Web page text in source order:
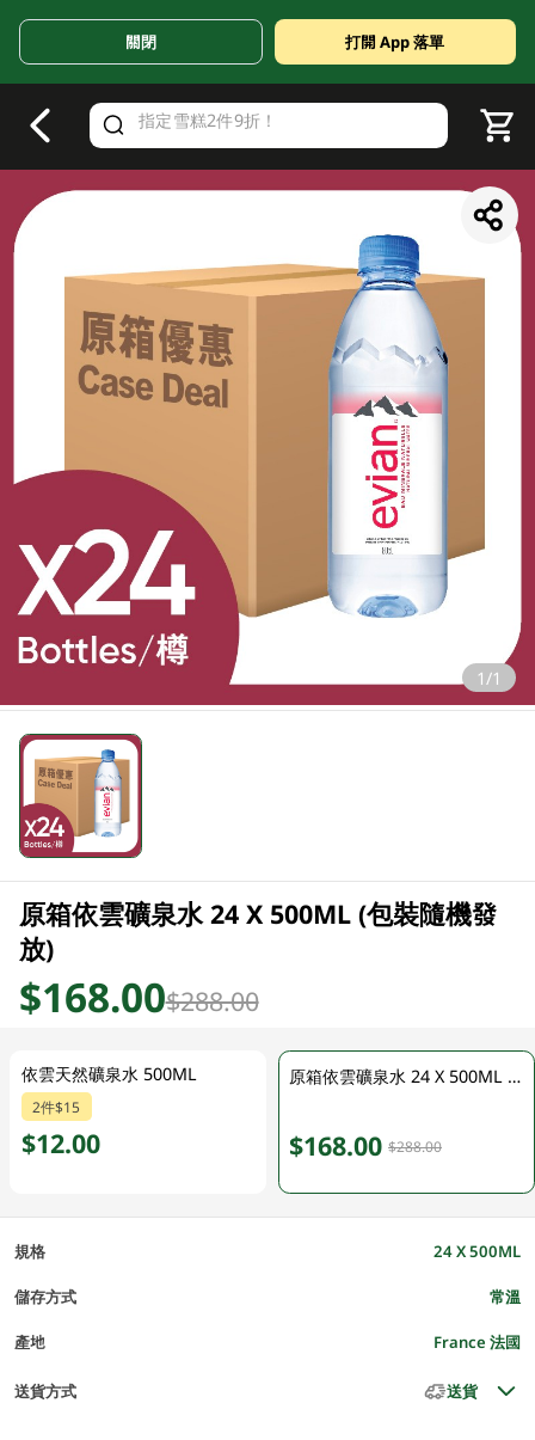
Valid Until 30 June 2026
關閉 打開 App 落單
1/1
原箱依雲礦泉水 24 X 500ML (包裝隨機發
放)
$168.00$288.00
依雲天然礦泉水 500ML
2件$15
$12.00
原箱依雲礦泉水 24 X 500ML (包裝隨機發放)
$168.00 $288.00
規格 24 X 500ML
儲存方式 常溫
產地 France 法國
送貨方式 送貨